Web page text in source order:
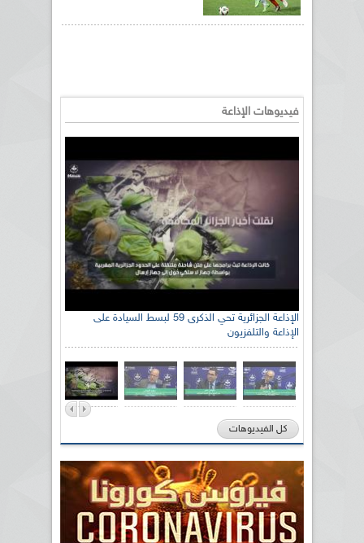
فيديوهات الإذاعة
الإذاعة الجزائرية تحي الذكرى 59 لبسط السيادة على
الإذاعة والتلفزيون
كل الفيديوهات